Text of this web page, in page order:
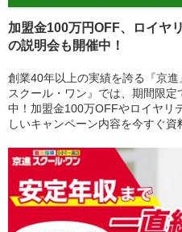
加盟金100万円OFF、ロイヤ
の説明会も開催中！
創業40年以上の実績を誇る『京
スクール・ワン』では、期間限
中！加盟金100万OFFやロイヤリ
しいキャンペーン内容を今すぐ資